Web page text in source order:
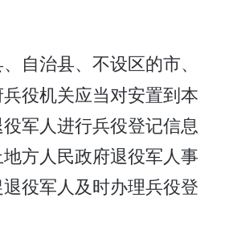
自治县、不设区的市、
役机关应当对安置到本
军人进行兵役登记信息
方人民政府退役军人事
役军人及时办理兵役登